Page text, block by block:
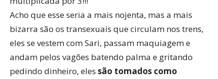
Acho que esse seria a mais nojenta, mas a mais
bizarra são os transexuais que circulam nos trens,
eles se vestem com Sari, passam maquiagem e
andam pelos vagões batendo palma e gritando
pedindo dinheiro, eles são tomados como